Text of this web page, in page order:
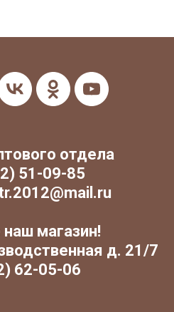
отдела
51-09-85
магазин!
д. 21/7
62-05-06